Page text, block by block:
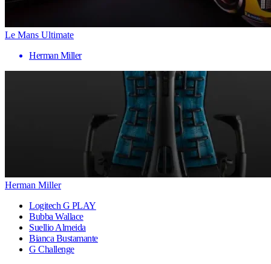
Le Mans Ultimate
Herman Miller
Herman Miller
Logitech G PLAY
Bubba Wallace
Suellio Almeida
Bianca Bustamante
G Challenge